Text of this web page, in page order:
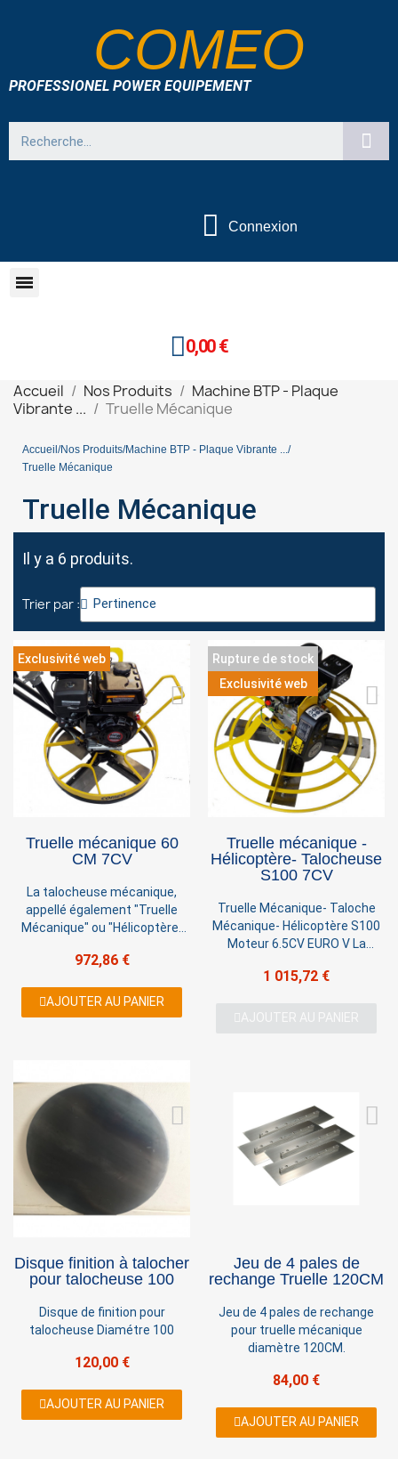
COMEO
PROFESSIONEL POWER EQUIPEMENT
Connexion
0,00 €
Accueil Nos Produits
Machine BTP - Plaque
Vibrante ...
Truelle Mécanique
Accueil Nos Produits Machine BTP - Plaque Vibrante ...
Truelle Mécanique
Truelle Mécanique
Il y a 6 produits.
Trier par :
Exclusivité web
Truelle mécanique 60
CM 7CV
La talocheuse mécanique,
appellé également "Truelle
Mécanique" ou "Hélicoptère"
les bétons frais. Elle s’utilise
pour les surfaces nécessitant
la planéité du sol...
972,86 €
AJOUTER AU PANIER
Rupture de stock
Exclusivité web
Truelle mécanique -
Hélicoptère- Talocheuse
S100 7CV
Truelle Mécanique- Taloche
Mécanique- Hélicoptère S100
Moteur 6.5CV EURO V La
appellé également "Truelle
est destiné à talocher et lisser
1 015,72 €
AJOUTER AU PANIER
Disque finition à talocher
pour talocheuse 100
Disque de finition pour
talocheuse Diamétre 100
120,00 €
AJOUTER AU PANIER
Jeu de 4 pales de
rechange Truelle 120CM
Jeu de 4 pales de rechange
pour truelle mécanique
diamètre 120CM.
84,00 €
AJOUTER AU PANIER
Sign in ×
You need to be logged in to save products in your
wish list.
Cancel Sign in